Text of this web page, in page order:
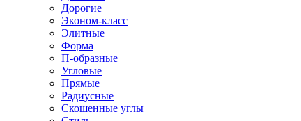
Дорогие
Эконом-класс
Элитные
Форма
П-образные
Угловые
Прямые
Радиусные
Скошенные углы